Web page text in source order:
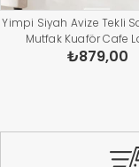
Yimpi Siyah Avize Tekli
Mutfak Kuaför Cafe
Dekoratif Aydınlatma
₺879,00